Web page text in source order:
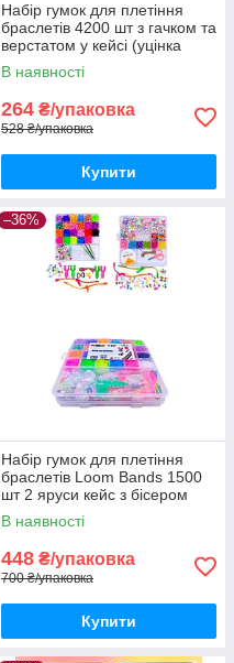
Набір гумок для плетіння
браслетів 4200 шт з гачком та
верстатом у кейсі (уцінка
зламані застібки)
В наявності
264 ₴/упаковка
528 ₴/упаковка
Купити
–36%
Набір гумок для плетіння
браслетів Loom Bands 1500
шт 2 яруси кейс з бісером
намистинами та аксесуарами
В наявності
448 ₴/упаковка
700 ₴/упаковка
Купити